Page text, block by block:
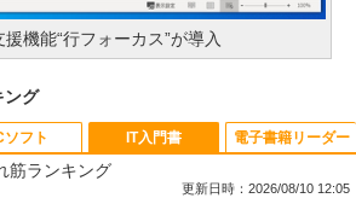
援機能“行フォーカス”が導入
ング
ソフト IT入門書
筋ランキング
更新日時：2026/08/10 12:05
電子書籍リーダー